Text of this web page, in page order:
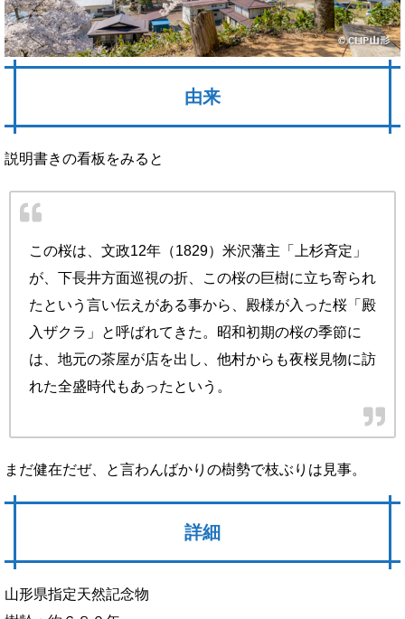
由来
説明書きの看板をみると
この桜は、文政12年（1829）米沢藩主「上杉斉定」
が、下長井方面巡視の折、この桜の巨樹に立ち寄られ
たという言い伝えがある事から、殿様が入った桜「殿
入ザクラ」と呼ばれてきた。昭和初期の桜の季節に
は、地元の茶屋が店を出し、他村からも夜桜見物に訪
れた全盛時代もあったという。
まだ健在だぜ、と言わんばかりの樹勢で枝ぶりは見事。
詳細
山形県指定天然記念物